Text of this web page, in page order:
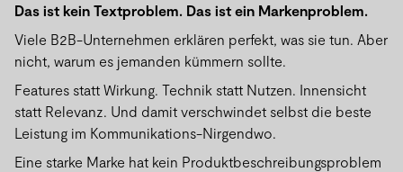
Das ist kein Textproblem. Das ist ein Markenproblem.
Viele B2B-Unternehmen erklären perfekt, was sie tun. Aber
nicht, warum es jemanden kümmern sollte.
Features statt Wirkung. Technik statt Nutzen. Innensicht
statt Relevanz. Und damit verschwindet selbst die beste
Leistung im Kommunikations-Nirgendwo.
Eine starke Marke hat kein Produktbeschreibungsproblem